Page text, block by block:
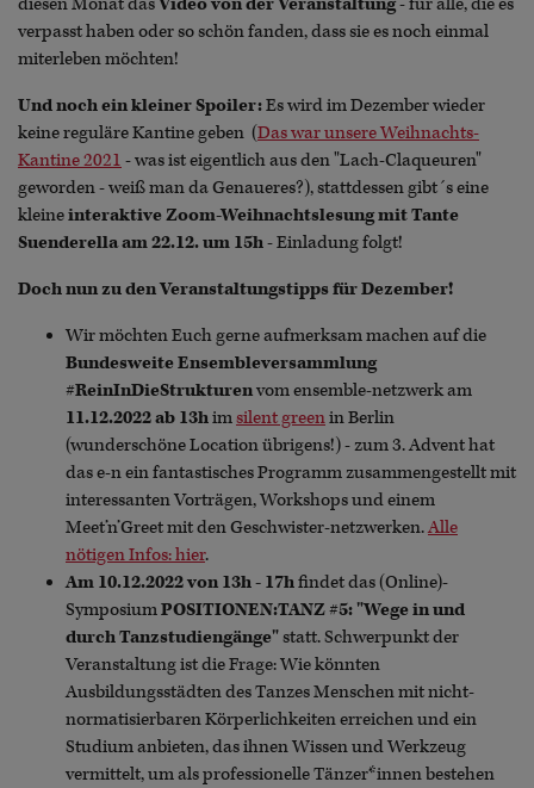
verpasst haben oder so schön fanden, dass sie es noch einmal
miterleben möchten!
Und noch ein kleiner Spoiler:Es wird im Dezember wieder
keine reguläre Kantine geben (Das war unsere Weihnachts-
Kantine 2021 - was ist eigentlich aus den "Lach-Claqueuren"
geworden - weiß man da Genaueres?), stattdessen gibt´s eine
kleineinteraktiveZoom-Weihnachtslesung mit Tante
Suenderella am 22.12. um 15h- Einladung folgt!
Doch nun zu den Veranstaltungstipps für Dezember!
Wir möchten Euch gerne aufmerksam machen auf die
Bundesweite Ensembleversammlung
#ReinInDieStrukturenvom ensemble-netzwerk am
11.12.2022 ab 13himsilent greenin Berlin
(wunderschöne Location übrigens!) - zum 3. Advent hat
das e-n ein fantastisches Programm zusammengestellt mit
interessanten Vorträgen, Workshops und einem
Meet’n’Greet mit den Geschwister-netzwerken.Alle
nötigen Infos: hier.
Am 10.12.2022 von 13h - 17hfindet das (Online)-
SymposiumPOSITIONEN:TANZ #5: "Wege in und
durch Tanzstudiengänge"statt. Schwerpunkt der
Veranstaltung ist die Frage: Wie könnten
Ausbildungsstädten des Tanzes Menschen mit nicht-
normatisierbaren Körperlichkeiten erreichen und ein
Studium anbieten, das ihnen Wissen und Werkzeug
vermittelt, um als professionelle Tänzer*innen bestehen